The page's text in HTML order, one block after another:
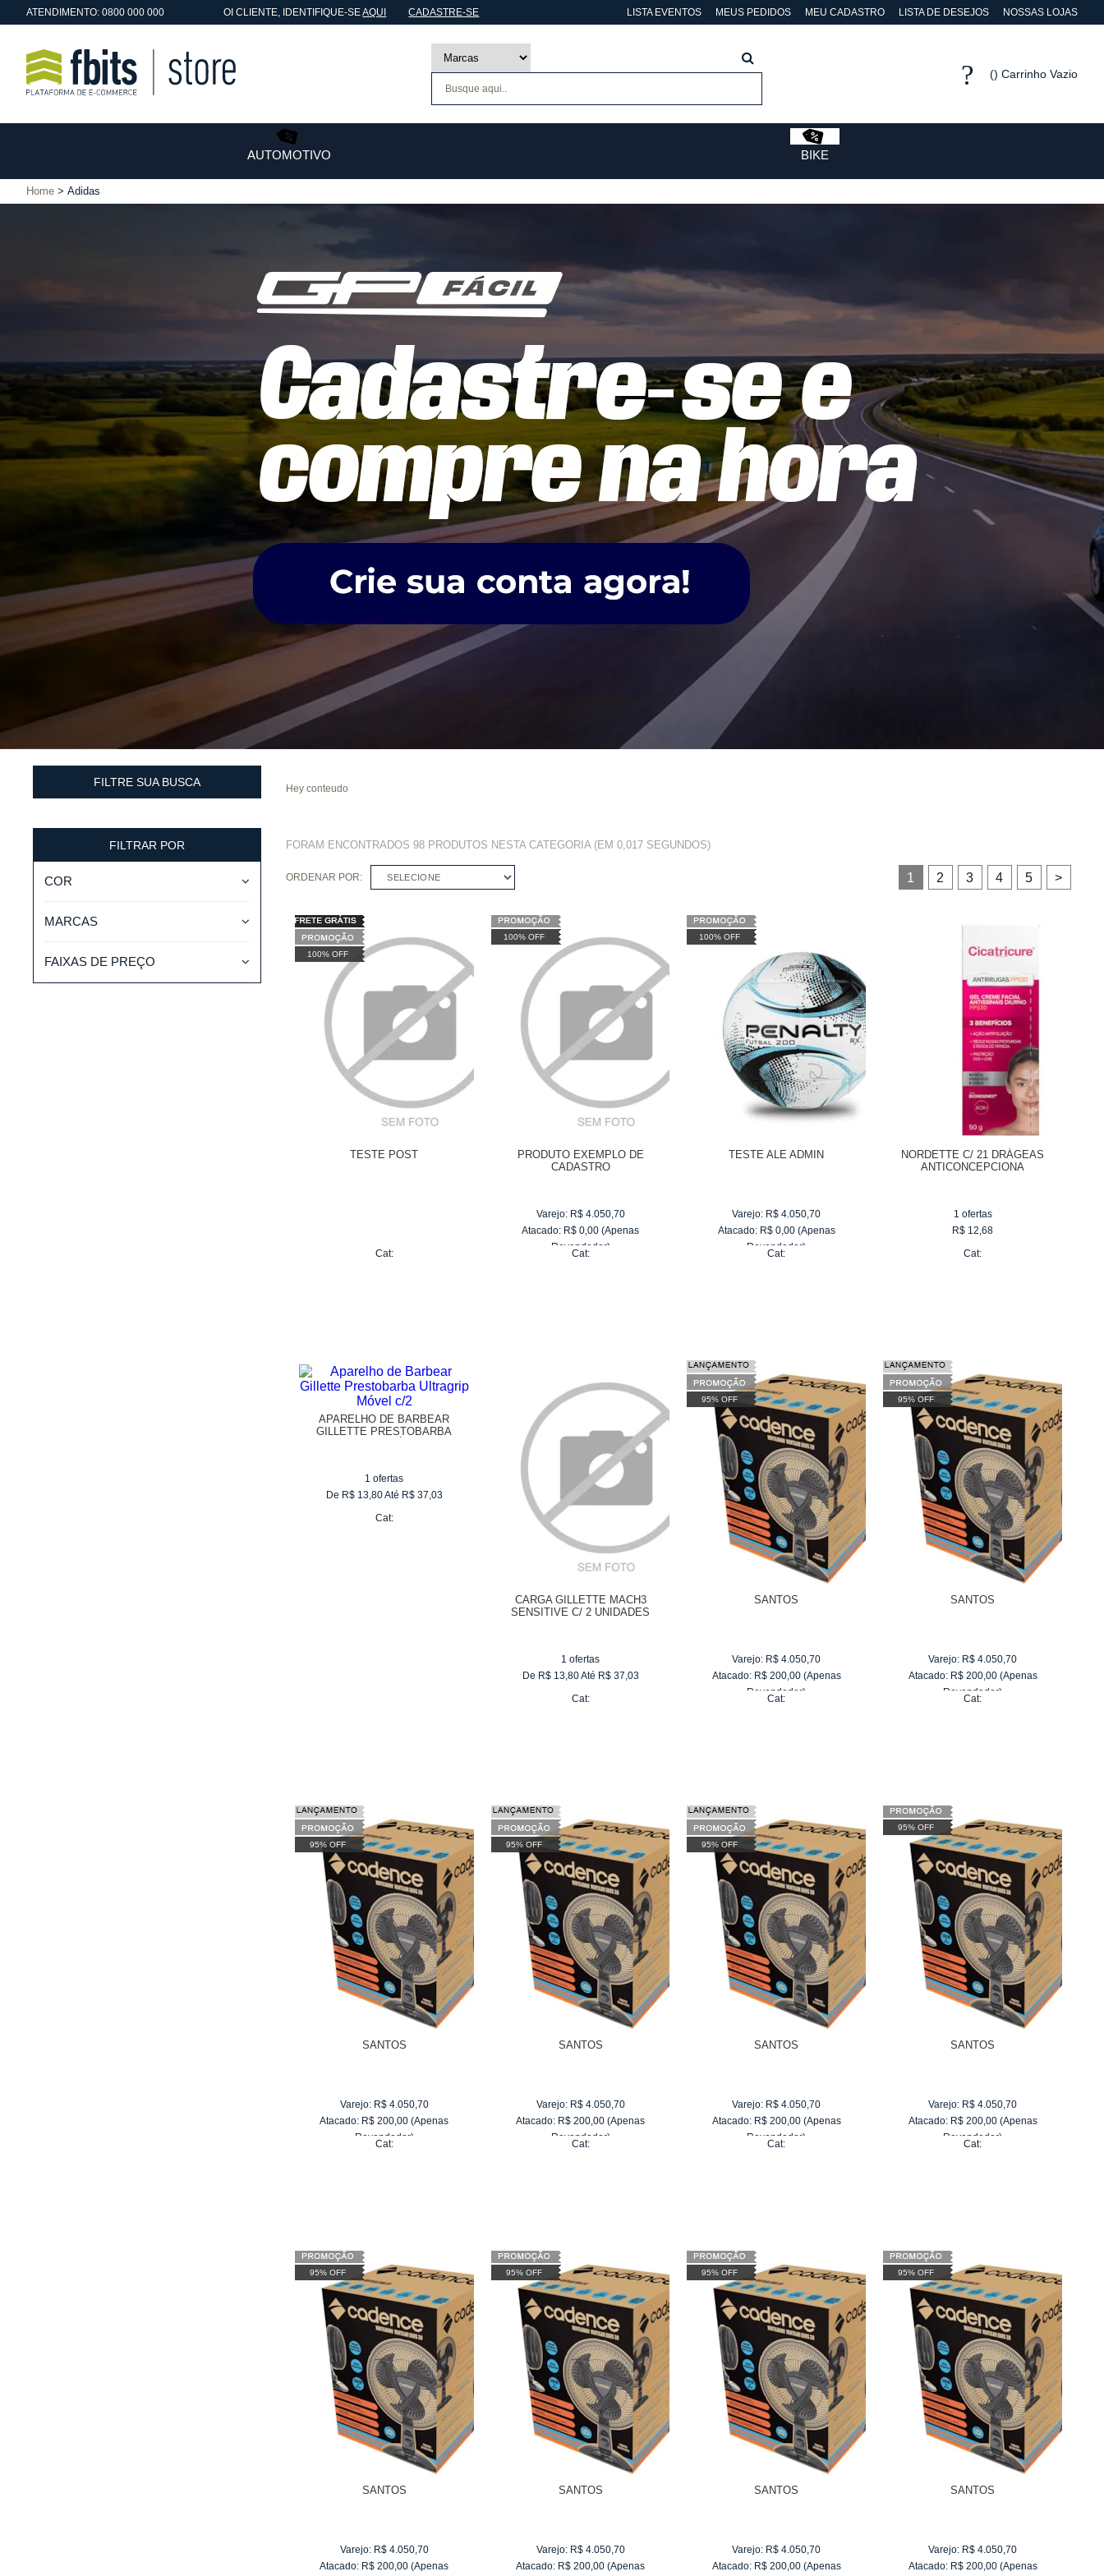
ATENDIMENTO: 0800 000 000 OICLIENTE, IDENTIFIQUE-SEAQUI CADASTRE-SE LISTA EVENTOS MEUS PEDIDOS MEU CADASTRO LISTA DE DESEJOS NOSSAS LOJAS
Carrinho Vazio
AUTOMOTIVO BIKE
Home Adidas
FILTRE SUA BUSCA
FILTRAR POR
COR
MARCAS
FAIXAS DE PREÇO
Hey conteudo
FORAM ENCONTRADOS98 PRODUTOS NESTA CATEGORIA (EM 0,017 SEGUNDOS)
ORDENAR POR: SELECIONE 1 2 3 4 5 >
100% OFF
TESTE POST
Cat:
100% OFF
PRODUTO EXEMPLO DE
CADASTRO
Varejo: R$ 4.050,70
Atacado: R$ 0,00 (Apenas
Revendedor)
Cat:
100% OFF
TESTE ALE ADMIN
Varejo: R$ 4.050,70
Atacado: R$ 0,00 (Apenas
Revendedor)
Cat:
NORDETTE C/ 21 DRÁGEAS
ANTICONCEPCIONA
1 ofertas
R$ 12,68
Cat:
APARELHO DE BARBEAR
GILLETTE PRESTOBARBA
1 ofertas
De R$ 13,80Até R$ 37,03
Cat:
CARGA GILLETTE MACH3
SENSITIVE C/ 2 UNIDADES
1 ofertas
De R$ 13,80Até R$ 37,03
Cat:
95% OFF
SANTOS
Varejo: R$ 4.050,70
Atacado: R$ 200,00 (Apenas
Revendedor)
Cat:
95% OFF
SANTOS
Varejo: R$ 4.050,70
Atacado: R$ 200,00 (Apenas
Revendedor)
Cat:
95% OFF
SANTOS
Varejo: R$ 4.050,70
Atacado: R$ 200,00 (Apenas
Revendedor)
Cat:
95% OFF
SANTOS
Varejo: R$ 4.050,70
Atacado: R$ 200,00 (Apenas
Revendedor)
Cat:
95% OFF
SANTOS
Varejo: R$ 4.050,70
Atacado: R$ 200,00 (Apenas
Revendedor)
Cat:
95% OFF
SANTOS
Varejo: R$ 4.050,70
Atacado: R$ 200,00 (Apenas
Revendedor)
Cat:
95% OFF
SANTOS
Varejo: R$ 4.050,70
Atacado: R$ 200,00 (Apenas
95% OFF
SANTOS
Varejo: R$ 4.050,70
Atacado: R$ 200,00 (Apenas
95% OFF
SANTOS
Varejo: R$ 4.050,70
Atacado: R$ 200,00 (Apenas
95% OFF
SANTOS
Varejo: R$ 4.050,70
Atacado: R$ 200,00 (Apenas